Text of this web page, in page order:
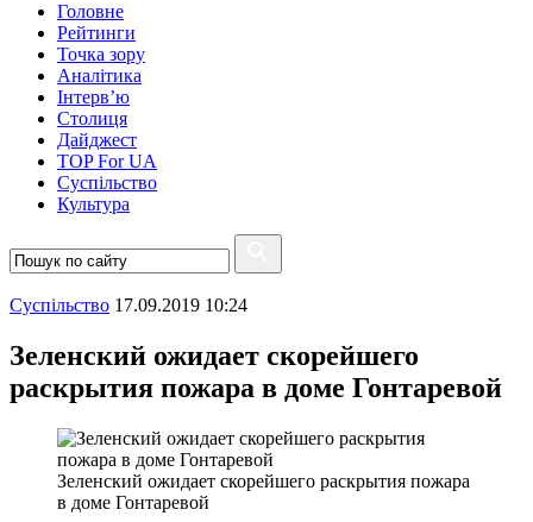
Головне
Рейтинги
Точка зору
Аналітика
Інтерв’ю
Столиця
Дайджест
TOP For UA
Суспiльство
Культура
Суспiльство 17.09.2019 10:24
Зеленский ожидает скорейшего
раскрытия пожара в доме Гонтаревой
Зеленский ожидает скорейшего раскрытия пожара
в доме Гонтаревой